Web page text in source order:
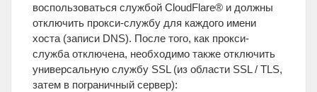
воспользоваться службой CloudFlare® и должны
отключить прокси-службу для каждого имени
хоста (записи DNS). После того, как прокси-
служба отключена, необходимо также отключить
универсальную службу SSL (из области SSL / TLS,
затем в пограничный сервер):